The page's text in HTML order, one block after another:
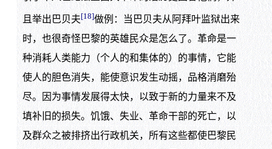
且举出巴贝夫[18]做例：当巴贝夫从阿拜叶监狱出来
时，也很奇怪巴黎的英雄民众是怎么了。革命是一
种消耗人类能力（个人的和集体的）的事情，它能
使人的胆色消失，能使意识发生动摇，品格消磨殆
尽。因为事情发展得太快，以致于新的力量来不及
填补旧的损失。饥饿、失业、革命干部的死亡，以
及群众之被排挤出行政机关，所有这些都使巴黎民